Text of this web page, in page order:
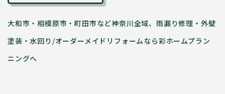
大和市・相模原市・町田市など神奈川全域、雨漏り修理・外壁
塗装・水回り/オーダーメイドリフォームなら彩ホームプラン
ニングへ